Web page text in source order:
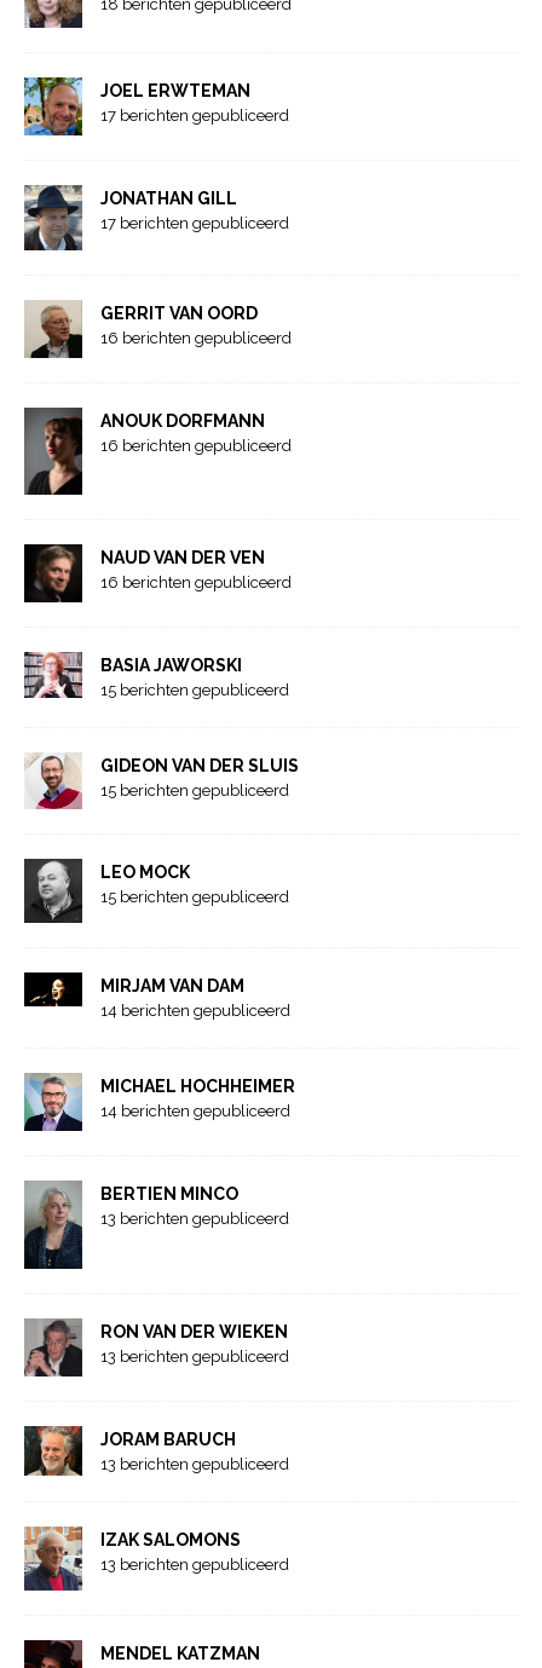
18 berichten gepubliceerd
JOEL ERWTEMAN
17 berichten gepubliceerd
JONATHAN GILL
17 berichten gepubliceerd
GERRIT VAN OORD
16 berichten gepubliceerd
ANOUK DORFMANN
16 berichten gepubliceerd
NAUD VAN DER VEN
16 berichten gepubliceerd
BASIA JAWORSKI
15 berichten gepubliceerd
GIDEON VAN DER SLUIS
15 berichten gepubliceerd
LEO MOCK
15 berichten gepubliceerd
MIRJAM VAN DAM
14 berichten gepubliceerd
MICHAEL HOCHHEIMER
14 berichten gepubliceerd
BERTIEN MINCO
13 berichten gepubliceerd
RON VAN DER WIEKEN
13 berichten gepubliceerd
JORAM BARUCH
13 berichten gepubliceerd
IZAK SALOMONS
13 berichten gepubliceerd
MENDEL KATZMAN